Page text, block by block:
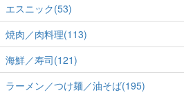
エスニック(53)
焼肉／肉料理(113)
海鮮／寿司(121)
ラーメン／つけ麺／油そば(195)